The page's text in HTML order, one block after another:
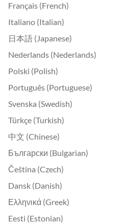
Français (French)
Italiano (Italian)
日本語 (Japanese)
Nederlands (Nederlands)
Polski (Polish)
Português (Portuguese)
Svenska (Swedish)
Türkçe (Turkish)
中文 (Chinese)
Български (Bulgarian)
Čeština (Czech)
Dansk (Danish)
Ελληνικά (Greek)
Eesti (Estonian)